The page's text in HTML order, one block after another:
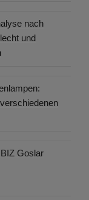
nach
und
Goslar